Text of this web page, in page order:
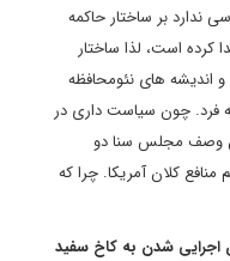
ندارد بر ساختار حاکمه
کرده است، لذا ساختار
اندیشه های نئومحافظه
فرد. چون سیاست داری در
وصف مجلس سنا دو
کلان آمریکا. چرا که
اجرایی شدن به کاخ سفید